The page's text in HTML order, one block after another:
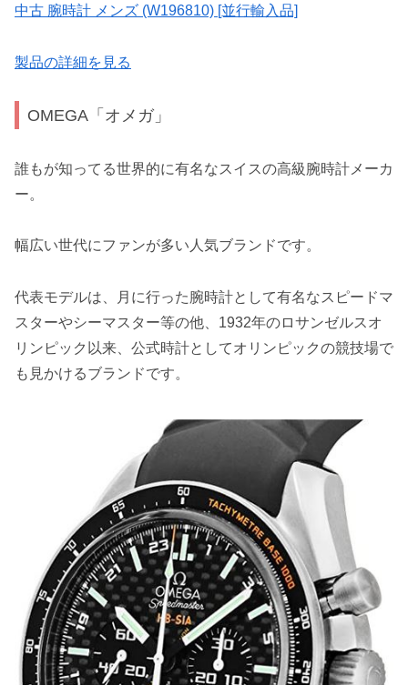
中古 腕時計 メンズ (W196810) [並行輸入品]
製品の詳細を見る
OMEGA「オメガ」
誰もが知ってる世界的に有名なスイスの高級腕時計メーカ
ー。
幅広い世代にファンが多い人気ブランドです。
代表モデルは、月に行った腕時計として有名なスピードマ
スターやシーマスター等の他、1932年のロサンゼルスオ
リンピック以来、公式時計としてオリンピックの競技場で
も見かけるブランドです。